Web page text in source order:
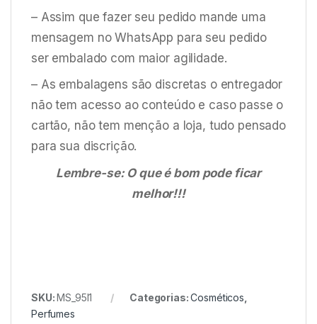
– Assim que fazer seu pedido mande uma
mensagem no WhatsApp para seu pedido
ser embalado com maior agilidade.
– As embalagens são discretas o entregador
não tem acesso ao conteúdo e caso passe o
cartão, não tem menção a loja, tudo pensado
para sua discrição.
Lembre-se: O que é bom pode ficar
melhor!!!
SKU:MS_95I1 Categorias:Cosméticos
Perfumes